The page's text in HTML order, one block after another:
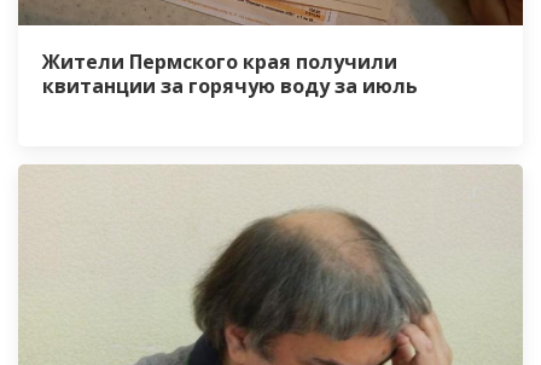
Жители Пермского края получили
квитанции за горячую воду за июль